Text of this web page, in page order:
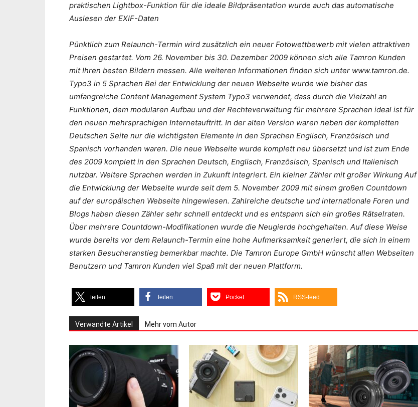
praktischen Lightbox-Funktion für die ideale Bildpräsentation wurde auch das automatische
Auslesen der EXIF-Daten
Pünktlich zum Relaunch-Termin wird zusätzlich ein neuer Fotowettbewerb mit vielen attraktiven
Preisen gestartet. Vom 26. November bis 30. Dezember 2009 können sich alle Tamron Kunden
mit Ihren besten Bildern messen. Alle weiteren Informationen finden sich unter www.tamron.de.
Typo3 in 5 Sprachen Bei der Entwicklung der neuen Webseite wurde wie bisher das
umfangreiche Content Management System Typo3 verwendet, dass durch die Vielzahl an
Funktionen, dem modularen Aufbau und der Rechteverwaltung für mehrere Sprachen ideal ist für
den neuen mehrsprachigen Internetauftritt. In der alten Version waren neben der kompletten
Deutschen Seite nur die wichtigsten Elemente in den Sprachen Englisch, Französisch und
Spanisch vorhanden waren. Die neue Webseite wurde komplett neu übersetzt und ist zum Ende
des 2009 komplett in den Sprachen Deutsch, Englisch, Französisch, Spanisch und Italienisch
nutzbar. Weitere Sprachen werden in Zukunft integriert. Ein kleiner Zähler mit großer Wirkung Auf
die Entwicklung der Webseite wurde seit dem 5. November 2009 mit einem großen Countdown
auf der europäischen Webseite hingewiesen. Zahlreiche deutsche und internationale Foren und
Blogs haben diesen Zähler sehr schnell entdeckt und es entspann sich ein großes Rätselraten.
Über mehrere Countdown-Modifikationen wurde die Neugierde hochgehalten. Auf diese Weise
wurde bereits vor dem Relaunch-Termin eine hohe Aufmerksamkeit generiert, die sich in einem
starken Besucheranstieg bemerkbar machte. Die Tamron Europe GmbH wünscht allen Webseiten
Benutzern und Tamron Kunden viel Spaß mit der neuen Plattform.
teilen teilen Pocket RSS-feed
Verwandte Artikel Mehr vom Autor